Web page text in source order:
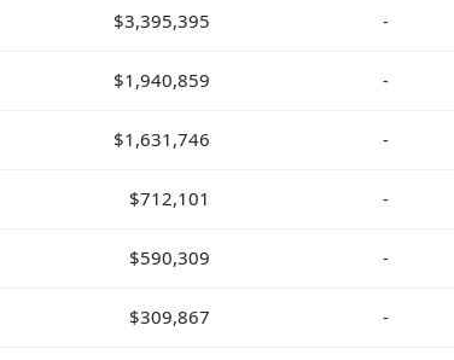
$3,395,395 -
$1,940,859 -
$1,631,746 -
$712,101 -
$590,309 -
$309,867 -